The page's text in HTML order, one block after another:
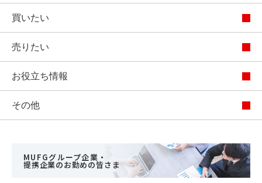
買いたい
売りたい
お役立ち情報
その他
MUFGグループ企業・
提携企業のお勤めの皆さま